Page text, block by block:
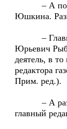
– А
Юшкина.
–
Юрьевич
деятель, в то
редактора
Прим. ред.).
– А разве
главный